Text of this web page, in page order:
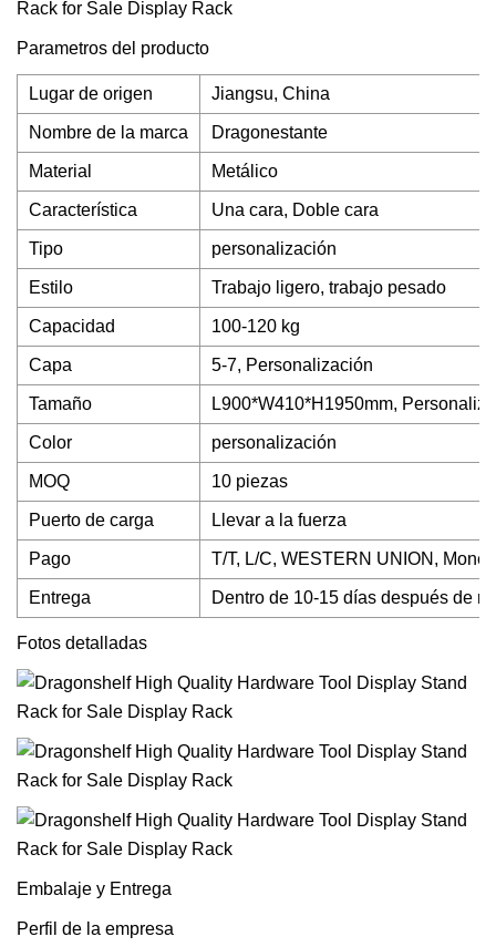
Parametros del producto
Lugar de origen Jiangsu, China
Nombre de la marca Dragonestante
Material Metálico
Característica Una cara, Doble cara
Tipo personalización
Estilo Trabajo ligero, trabajo pesado
Capacidad 100-120 kg
Capa 5-7, Personalización
Tamaño L900*W410*H1950mm,
Color personalización
MOQ 10 piezas
Puerto de carga Llevar a la fuerza
Pago T/T, L/C, WESTERN UNION,
Entrega Dentro de 10-15 días después de
Fotos detalladas
Embalaje y Entrega
Perfil de la empresa